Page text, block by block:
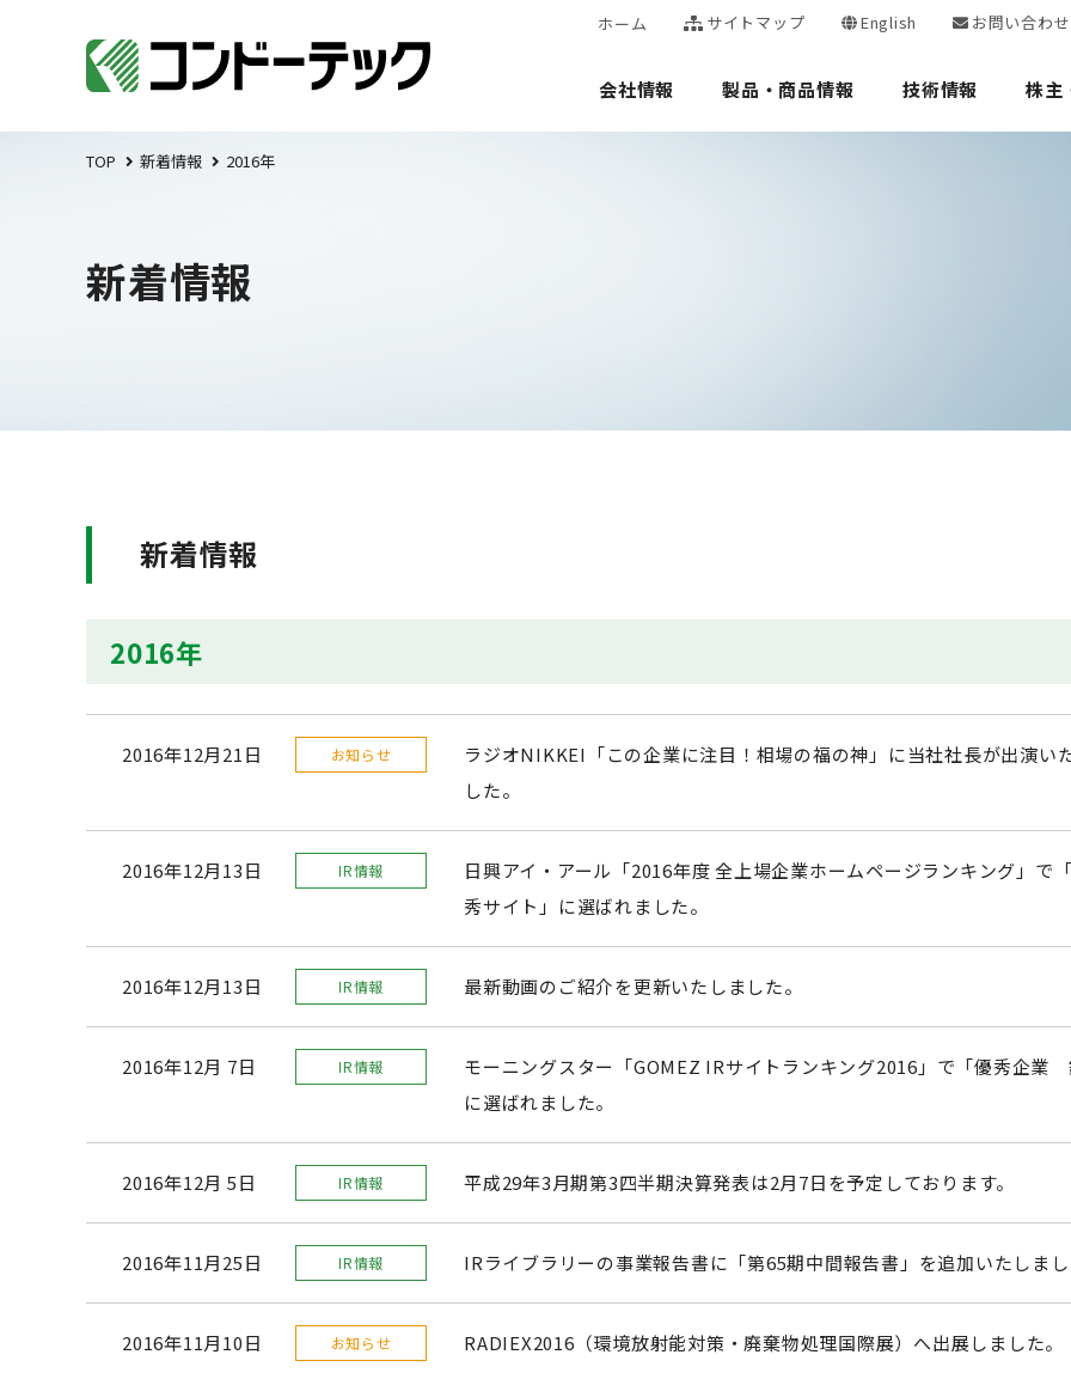
ホーム サイトマップ English お問い合わせ
会社情報 製品・商品情報 技術情報 株主
TOP 新着情報 2016年
新着情報
新着情報
2016年
2016年12月21日 お知らせ
ラジオNIKKEI「この企業に注目！相場の福の神」に当社社長が出演い
した。
2016年12月13日 IR情報
日興アイ・アール「2016年度 全上場企業ホームページランキング」で
秀サイト」に選ばれました。
2016年12月13日 IR情報 最新動画のご紹介を更新いたしました。
2016年12月 7日 IR情報
モーニングスター「GOMEZ IRサイトランキング2016」で「優秀企業
に選ばれました。
2016年12月 5日 IR情報 平成29年3月期第3四半期決算発表は2月7日を予定しております。
2016年11月25日 IR情報 IRライブラリーの事業報告書に「第65期中間報告書」を追加いたしまし
2016年11月10日 お知らせ RADIEX2016（環境放射能対策・廃棄物処理国際展）へ出展しました。